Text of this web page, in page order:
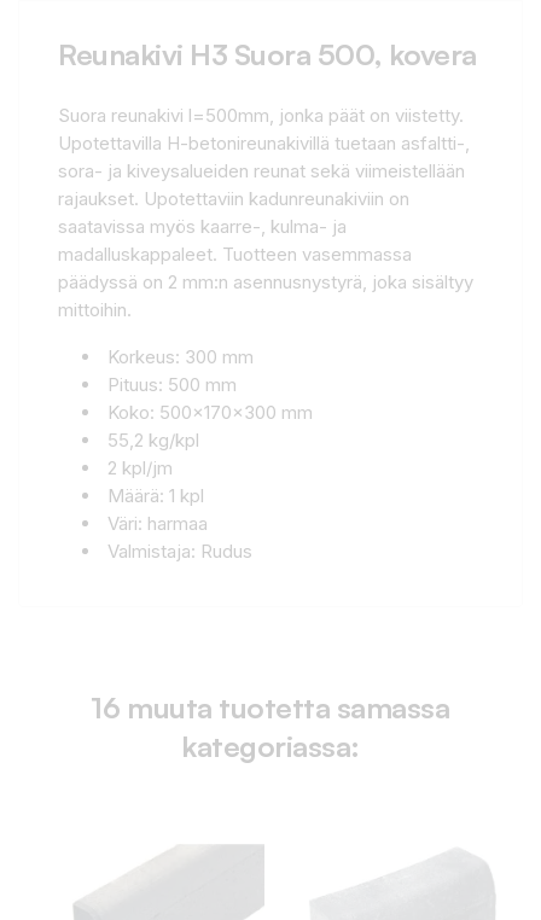
Reunakivi H3 Suora 500, kovera
Suora reunakivi l=500mm, jonka päät on viistetty.
Upotettavilla H-betonireunakivillä tuetaan asfaltti-,
sora- ja kiveysalueiden reunat sekä viimeistellään
rajaukset. Upotettaviin kadunreunakiviin on
saatavissa myös kaarre-, kulma- ja
madalluskappaleet. Tuotteen vasemmassa
päädyssä on 2 mm:n asennusnystyrä, joka sisältyy
mittoihin.
Korkeus: 300 mm
Pituus: 500 mm
Koko: 500x170x300 mm
55,2 kg/kpl
2 kpl/jm
Määrä: 1 kpl
Väri: harmaa
Valmistaja: Rudus
16 muuta tuotetta samassa
kategoriassa: